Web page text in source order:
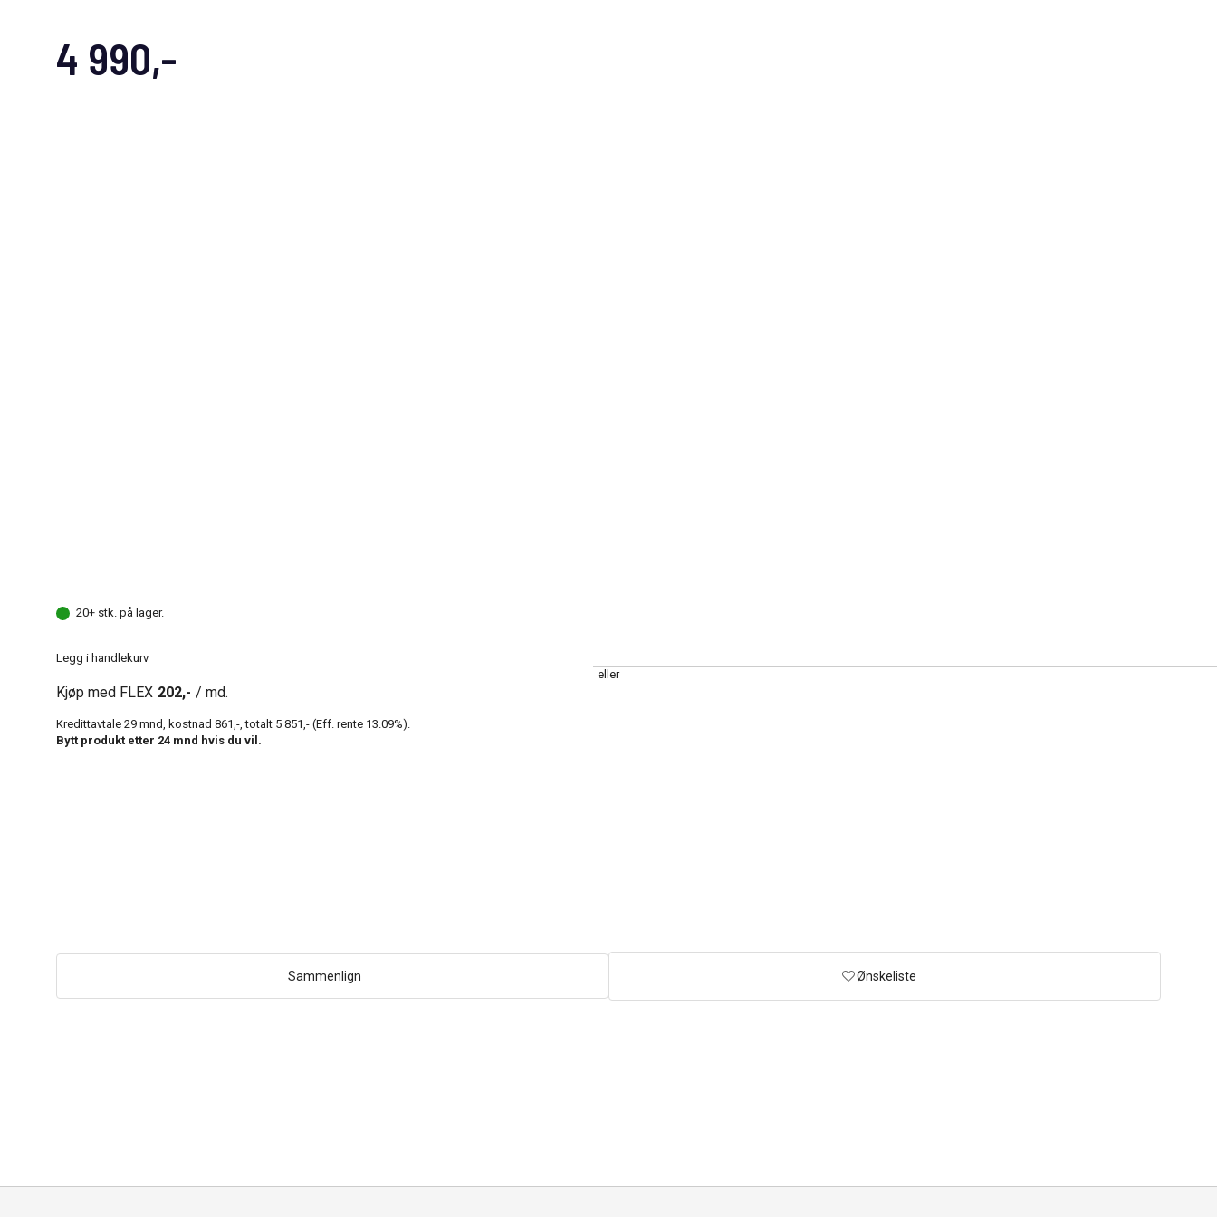
4 990,-
20+ stk. på lager.
Legg i handlekurv
eller
Kjøp med FLEX 202,- / md.
Kredittavtale 29 mnd, kostnad 861,-, totalt 5 851,- (Eff. rente 13.09%).
Bytt produkt etter 24 mnd hvis du vil.
Sammenlign Ønskeliste